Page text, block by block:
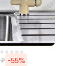
₽ -55%